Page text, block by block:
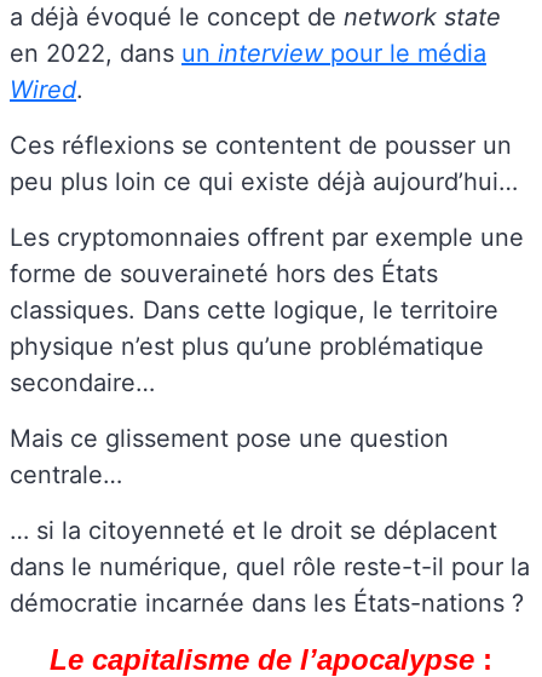
a déjà évoqué le concept de network state
en 2022, dans un interviewpour le média
Wired.
Ces réflexions se contentent de pousser un
peu plus loin ce qui existe déjà aujourd’hui…
Les cryptomonnaies offrent par exemple une
forme de souveraineté hors des États
classiques. Dans cette logique, le territoire
physique n’est plus qu’une problématique
secondaire…
Mais ce glissement pose une question
centrale…
… si la citoyenneté et le droit se déplacent
dans le numérique, quel rôle reste-t-il pour la
démocratie incarnée dans les États-nations ?
Le capitalisme de l’apocalypse :